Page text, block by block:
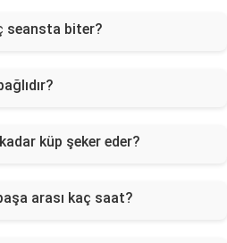
seansta biter?
küp şeker eder?
arası kaç saat?